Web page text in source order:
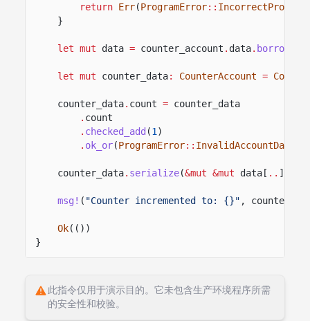
return Err(ProgramError::
}
let mut data = counter_account . data.
let mut counter_data: CounterAccount =
counter_data. count = counter_data
. count
. checked_add (1 )
. ok_or(ProgramError:: InvalidAccountData
counter_data. serialize(&mut &mut data[ .. ])
msg! ( "Counter incremented to: {}" ,
Ok(())
}
此指令仅用于演示目的。它未包含生产环境程序所需
的安全性和校验。